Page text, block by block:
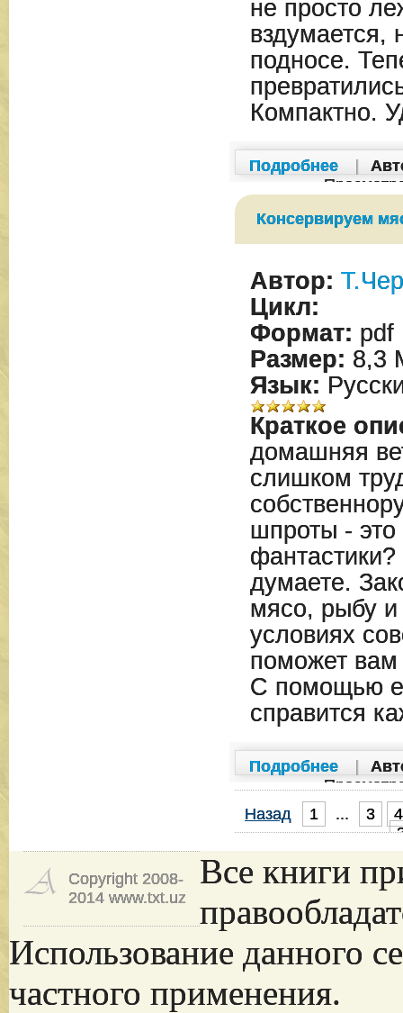
не просто
вздумается,
подносе.
Компактно.
Подробнее
Консервируем
Автор:
Цикл:
Формат: pdf
Размер: 8,3
Язык:
Краткое
домашняя
слишком
шпроты - это
думаете.
мясо, рыбу
условиях
поможет вам
С помощью
справится
Подробнее
Назад
1 ... 3
4
Copyright 2008-
2014 www.txt.uz
Все книги
Использование данного
частного применения.